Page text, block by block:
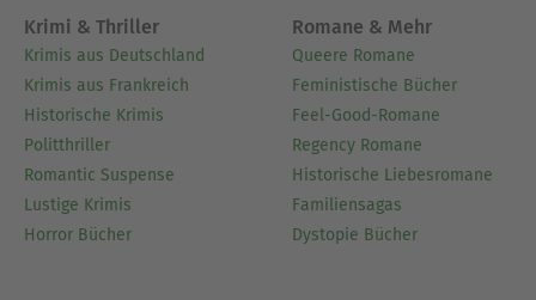
persönlich mit den Botschaften des Werkes
auseinanderzusetzen und sie mit dem modernen
Leben in Verbindung zu bringen.- Sorgfältig
ausgewählte unvergessliche Zitate heben
Momente literarischer Brillanz hervor.- Interaktive
Fußnoten erklären ungewöhnliche Referenzen,
historische Anspielungen und veraltete Ausdrücke
für eine mühelose, besser informierte Lektüre.
Krimi & Thriller
Krimis aus Deutschland
Krimis aus Frankreich
Historische Krimis
Politthriller
Romantic Suspense
Lustige Krimis
Horror Bücher
Romane & Mehr
Queere Romane
Feministische Bücher
Feel-Good-Romane
Regency Romane
Historische Liebesromane
Familiensagas
Dystopie Bücher